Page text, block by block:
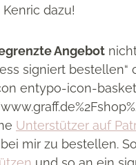
dazu!
Angebot
signiert bestellen“
entypo-icon-
Unterstützer auf
mir zu bestellen.